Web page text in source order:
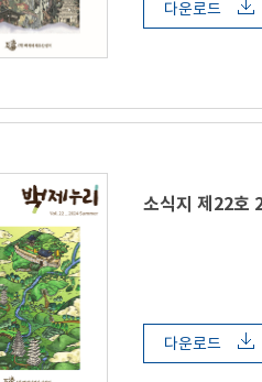
다운로드
소식지 제22호
다운로드